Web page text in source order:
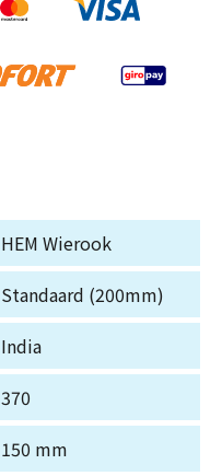
HEM Wierook
Standaard (200mm)
India
370
150 mm